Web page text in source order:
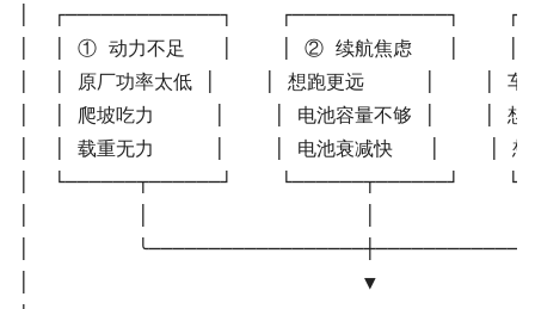
│  ┌─────────────┐    ┌─────────────┐
│  │ ① 动力不足   │    │ ② 续航焦虑   │
│  │ 原厂功率太低 │    │ 想跑更远     │    │
│  │ 爬坡吃力     │    │ 电池容量不够 │    │
│  │ 载重无力     │    │ 电池衰减快   │    │
│  └──────┬──────┘    └──────┬──────┘
│
│                            ▼